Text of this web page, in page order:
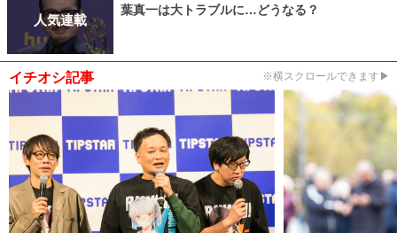
人気連載
葉真一は大トラブルに…どうなる？
イチオシ記事 ※横スクロールできます▶